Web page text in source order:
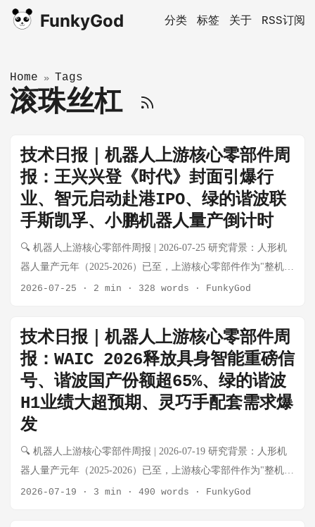
FunkyGod 分类 标签 关于 RSS订阅
Home » Tags
滚珠丝杠
技术日报｜机器人上游核心零部件周
报：王兴兴登《时代》封面引爆行
业、智元启动赴港IPO、绿的谐波联
手斯凯孚、小鹏机器人量产倒计时
🔍 机器人上游核心零部件周报 | 2026-07-25 研究背景：人形机
器人量产元年（2025-2026）已至，上游核心零部件作为"整机不
管谁赢都受益"的卖水人逻辑，正在经历从工业自动化向具身智
关注：王兴兴与宇树GD01共同登上《时代》杂志封面（行业里
程碑事件）、智元机器人启动赴港IPO、绿的谐波与斯凯孚成立
机器人精密轴承合资公司、小鹏人形机器人量产产线进入最后
联调阶段、A股系统性下跌中机器人板块的韧性。 💡 核心结论
速览 细分赛道 本周核心变化 景气度 无框力矩电机 整机厂扩张
配套稳步增长，德昌/鸣志出货无大幅变化 ➡️ 稳健 谐波减速器
绿的谐波+斯凯孚成立轴承合资，谐波国产化配套再突破 ⬆️ 景气
上行 RV减速器 工业基本盘稳健，秦川机床人形机器人用RV仍
2026-07-25 · 2 min · 328 words · FunkyGod
技术日报｜机器人上游核心零部件周
报：WAIC 2026释放具身智能重磅信
号、谐波国产份额超65%、绿的谐波
H1业绩大超预期、灵巧手配套需求爆
发
🔍 机器人上游核心零部件周报 | 2026-07-19 研究背景：人形机
器人量产元年（2025-2026）已至，上游核心零部件作为"整机不
管谁赢都受益"的卖水人逻辑，正在经历从工业自动化向具身智
2026-07-19 · 3 min · 490 words · FunkyGod